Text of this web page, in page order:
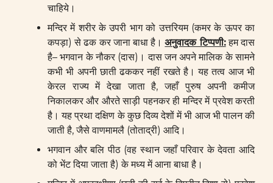
चाहिये।
मन्दिर में शरीर के उपरी भाग को उत्तरियम (कमर के ऊपर का
कपड़ा) से ढक कर जाना बाधा है।अनुवादक टिप्पणी:हम दास
है– भगवान के नौकर (दास)। दास जन अपने मालिक के सामने
कभी भी अपनी छाती ढककर नहीं रखते है। यह तत्व आज भी
केरल राज्य में देखा जाता है, जहाँ पुरुष अपनी कमीज
निकालकर और औरते साड़ी पहनकर ही मन्दिर में प्रवेश करती
है। यह प्रथा दक्षिण के कुछ दिव्य देशों में भी आज भी पालन की
जाती है, जैसे वाणमामलै (तोताद्री) आदि।
भगवान और बलि पीठ (वह स्थान जहाँ परिवार के देवता आदि
को भेंट दिया जाता है) के मध्य में आना बाधा है।